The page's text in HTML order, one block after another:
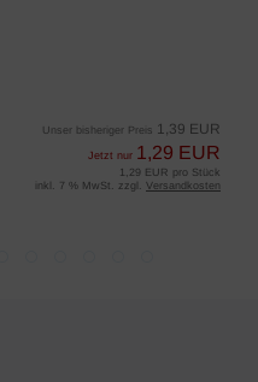
Unser bisheriger Preis 1,39 EUR
Jetzt nur 1,29 EUR
1,29 EUR pro Stück
inkl. 7 % MwSt. zzgl. Versandkosten